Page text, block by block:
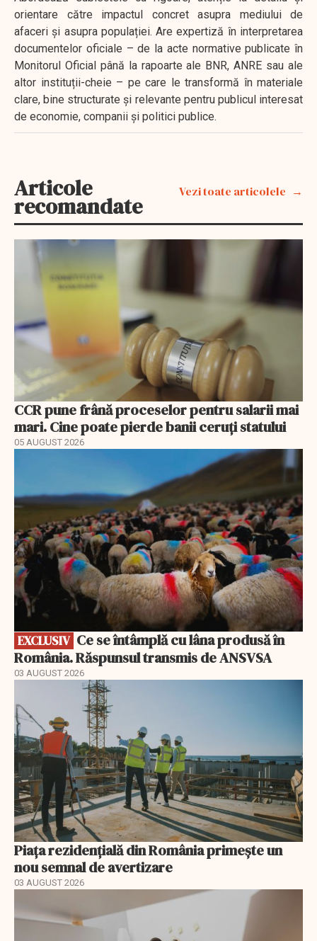
orientare către impactul concret asupra mediului de
afaceri și asupra populației. Are expertiză în interpretarea
documentelor oficiale – de la acte normative publicate în
Monitorul Oficial până la rapoarte ale BNR, ANRE sau ale
altor instituții-cheie – pe care le transformă în materiale
clare, bine structurate și relevante pentru publicul interesat
de economie, companii și politici publice.
Articole
recomandate
Vezi toate articolele
CCR pune frână proceselor pentru salarii mai
mari. Cine poate pierde banii ceruți statului
05 AUGUST 2026
EXCLUSIV
România. Răspunsul transmis de ANSVSA
03 AUGUST 2026
Piața rezidențială din România primește un
nou semnal de avertizare
03 AUGUST 2026